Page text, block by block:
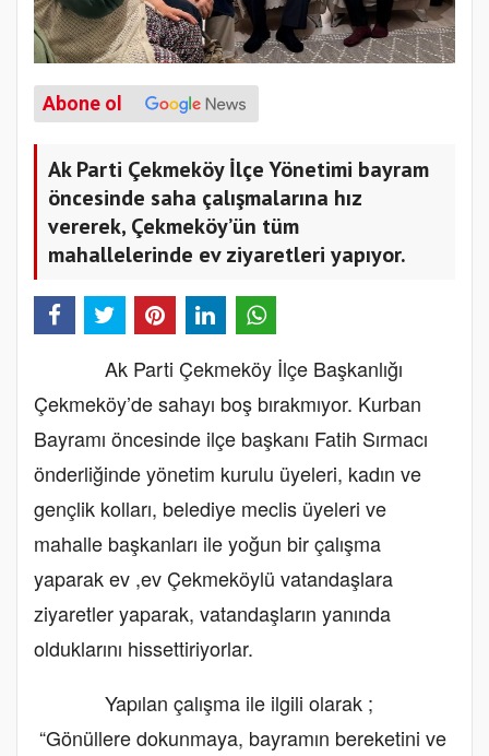
Abone ol
Ak Parti Çekmeköy İlçe Yönetimi bayram
öncesinde saha çalışmalarına hız
vererek, Çekmeköy’ün tüm
mahallelerinde ev ziyaretleri yapıyor.
Ak Parti Çekmeköy İlçe Başkanlığı
Çekmeköy’de sahayı boş bırakmıyor. Kurban
Bayramı öncesinde ilçe başkanı Fatih Sırmacı
önderliğinde yönetim kurulu üyeleri, kadın ve
gençlik kolları, belediye meclis üyeleri ve
mahalle başkanları ile yoğun bir çalışma
yaparak ev ,ev Çekmeköylü vatandaşlara
ziyaretler yaparak, vatandaşların yanında
olduklarını hissettiriyorlar.
Yapılan çalışma ile ilgili olarak ;
“Gönüllere dokunmaya, bayramın bereketini ve